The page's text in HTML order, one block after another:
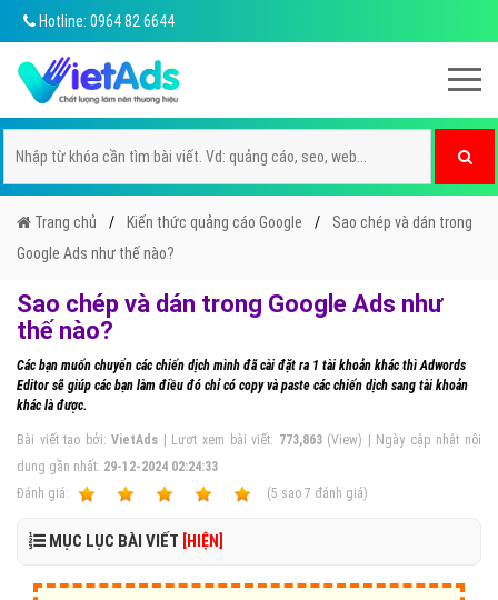
Hotline: 0964 82 6644
Trang chủ Kiến thức quảng cáo Google
Sao chép và dán trong
Google Ads như thế nào?
Sao chép và dán trong Google Ads như
thế nào?
Các bạn muốn chuyển các chiến dịch mình đã cài đặt ra 1 tài khoản khác thì Adwords
Editor sẽ giúp các bạn làm điều đó chỉ có copy và paste các chiến dịch sang tài khoản
khác là được.
Bài viết tạo bởi:VietAds | Lượt xem bài viết: 773,863(View) | Ngày cập nhật nội
dung gần nhất: 29-12-2024 02:24:33
Ðánh giá:
(5 sao 7 đánh giá)
MỤC LỤC BÀI VIẾT [HIỆN]